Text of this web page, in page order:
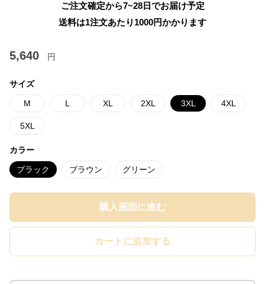
ご注文確定から7~28日でお届け予定
送料は1注文あたり 1000円かかります
5,640 円
サイズ
M L XL 2XL 3XL 4XL
5XL
カラー
ブラック ブラウン グリーン
購入画面に進む
カートに追加する